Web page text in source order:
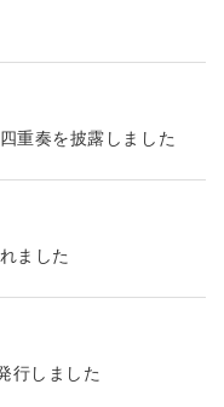
重奏を披露しました
ました
行しました